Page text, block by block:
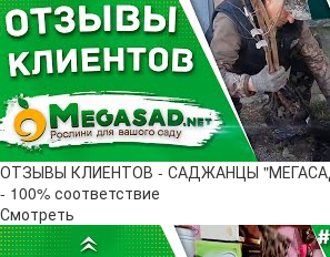
ОТЗЫВЫ КЛИЕНТОВ - САДЖАНЦЫ
- 100% соответствие
Смотреть